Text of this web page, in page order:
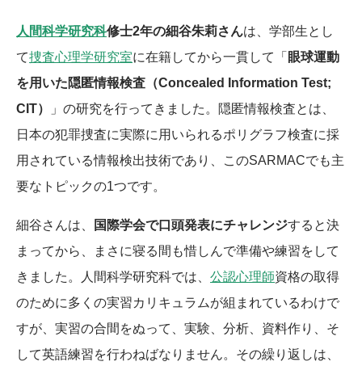
人間科学研究科修士2年の細谷朱莉さんは、学部生とし
て捜査心理学研究室に在籍してから一貫して「 眼球運動
を用いた隠匿情報検査（Concealed Information Test;
CIT）
」の研究を行ってきました。隠匿情報検査とは、
日本の犯罪捜査に実際に用いられるポリグラフ検査に採
用されている情報検出技術であり、このSARMACでも主
要なトピックの1つです。
細谷さんは、 国際学会で口頭発表にチャレンジすると決
まってから、まさに寝る間も惜しんで準備や練習をして
きました。人間科学研究科では、 公認心理師資格の取得
のために多くの実習カリキュラムが組まれているわけで
すが、実習の合間をぬって、実験、分析、資料作り、そ
して英語練習を行わねばなりません。その繰り返しは、